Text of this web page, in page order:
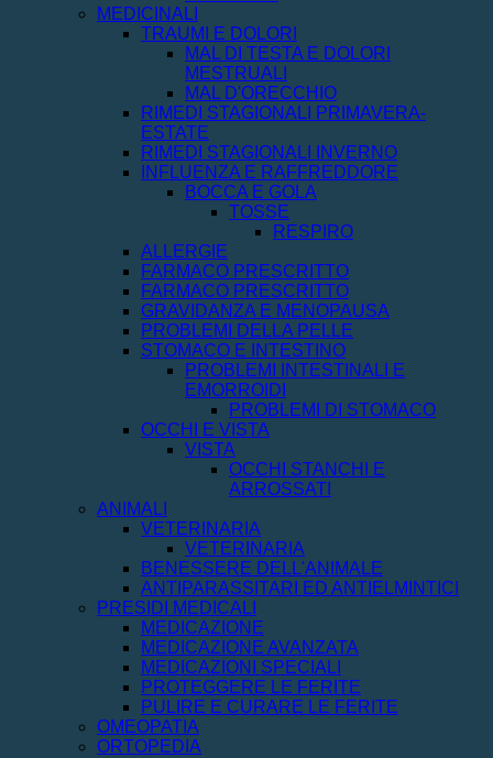
MEDICINALI
TRAUMI E DOLORI
MAL DI TESTA E DOLORI
MESTRUALI
MAL D'ORECCHIO
RIMEDI STAGIONALI PRIMAVERA-
ESTATE
RIMEDI STAGIONALI INVERNO
INFLUENZA E RAFFREDDORE
BOCCA E GOLA
TOSSE
RESPIRO
ALLERGIE
FARMACO PRESCRITTO
FARMACO PRESCRITTO
GRAVIDANZA E MENOPAUSA
PROBLEMI DELLA PELLE
STOMACO E INTESTINO
PROBLEMI INTESTINALI E
EMORROIDI
PROBLEMI DI STOMACO
OCCHI E VISTA
VISTA
OCCHI STANCHI E
ARROSSATI
ANIMALI
VETERINARIA
VETERINARIA
BENESSERE DELL'ANIMALE
ANTIPARASSITARI ED ANTIELMINTICI
PRESIDI MEDICALI
MEDICAZIONE
MEDICAZIONE AVANZATA
MEDICAZIONI SPECIALI
PROTEGGERE LE FERITE
PULIRE E CURARE LE FERITE
OMEOPATIA
ORTOPEDIA